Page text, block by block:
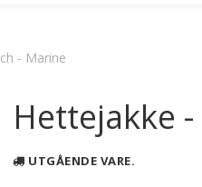
- Marine
Hettejakke
UTGÅENDE VARE.